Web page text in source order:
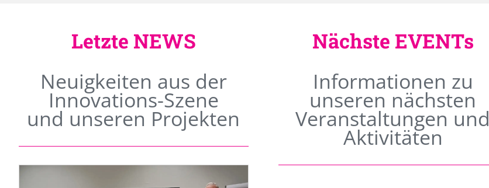
Letzte NEWS
Neuigkeiten aus der
Innovations-Szene
und unseren Projekten
Nächste EVENTs
Informationen zu
unseren nächsten
Veranstaltungen und
Aktivitäten